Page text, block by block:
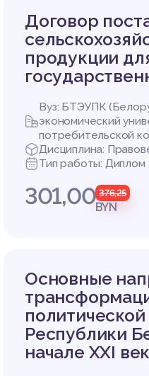
и
и д
охва
и
и
Договор
продукции
Вуз: БТЭУПК
экономический
потребительской
Дисциплина:
Тип работы: Диплом
301,00 376,25
BYN
Основные
Республики
начале XXI